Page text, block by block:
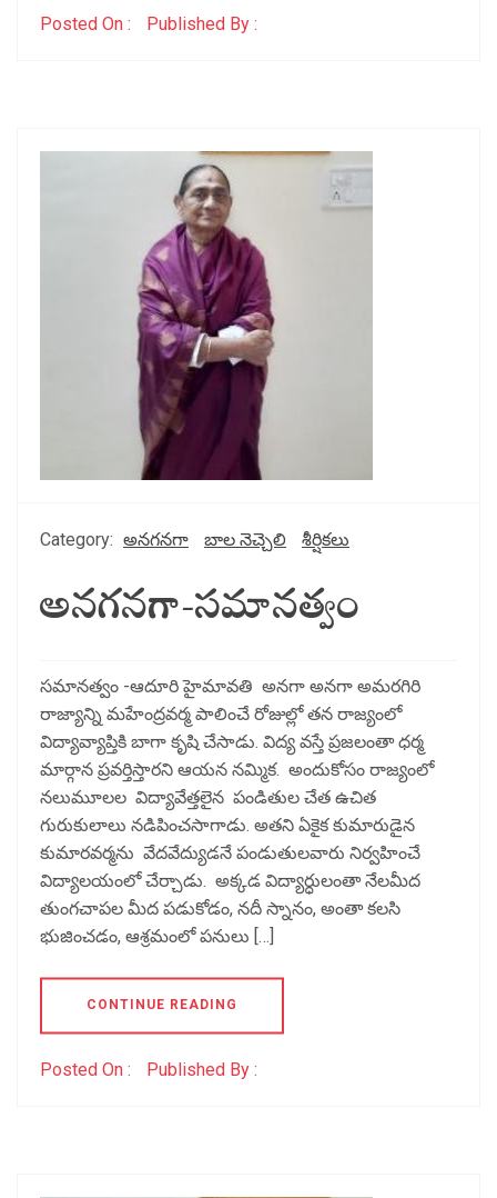
Posted On : Published By :
Category: అనగనగా బాల నెచ్చెలి శీర్షికలు
అనగనగా-సమానత్వం
సమానత్వం -ఆదూరి హైమావతి అనగా అనగా అమరగిరి
రాజ్యాన్ని మహేంద్రవర్మ పాలించే రోజుల్లో తన రాజ్యంలో
విద్యావ్యాప్తికి బాగా కృషి చేసాడు. విద్య వస్తే ప్రజలంతా ధర్మ
మార్గాన ప్రవర్తిస్తారని ఆయన నమ్మిక. అందుకోసం రాజ్యంలో
నలుమూలల విద్యావేత్తలైన పండితుల చేత ఉచిత
గురుకులాలు నడిపించసాగాడు. అతని ఏకైక కుమారుడైన
కుమారవర్మను వేదవేద్యుడనే పండుతులవారు నిర్వహించే
విద్యాలయంలో చేర్చాడు. అక్కడ విద్యార్ధులంతా నేలమీద
తుంగచాపల మీద పడుకోడం, నదీ స్నానం, అంతా కలసి
భుజించడం, ఆశ్రమంలో పనులు […]
CONTINUE READING
Posted On : Published By :